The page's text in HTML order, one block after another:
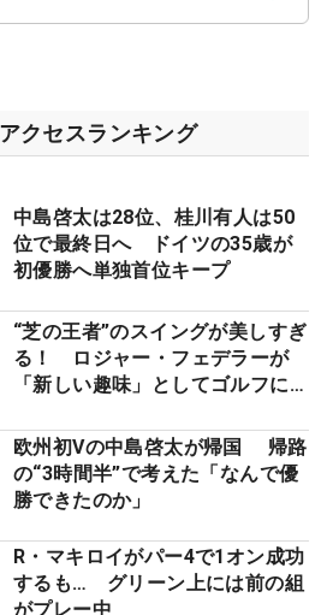
クセスランキング
中島啓太は28位、桂川有人は50
位で最終日へ ドイツの35歳が
初優勝へ単独首位キープ
“芝の王者”のスイングが美しすぎ
る！ ロジャー・フェデラーが
「新しい趣味」としてゴルフに挑
欧州初Vの中島啓太が帰国 帰路
の“3時間半”で考えた「なんで優
勝できたのか」
R・マキロイがパー4で1オン成功
するも… グリーン上には前の組
がプレー中